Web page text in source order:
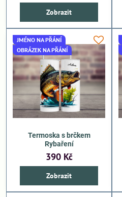
Zobrazit
JMÉNO NA PŘÁNÍ
OBRÁZEK NA PŘÁNÍ
Termoska s brčkem
Rybaření
390 Kč
Zobrazit